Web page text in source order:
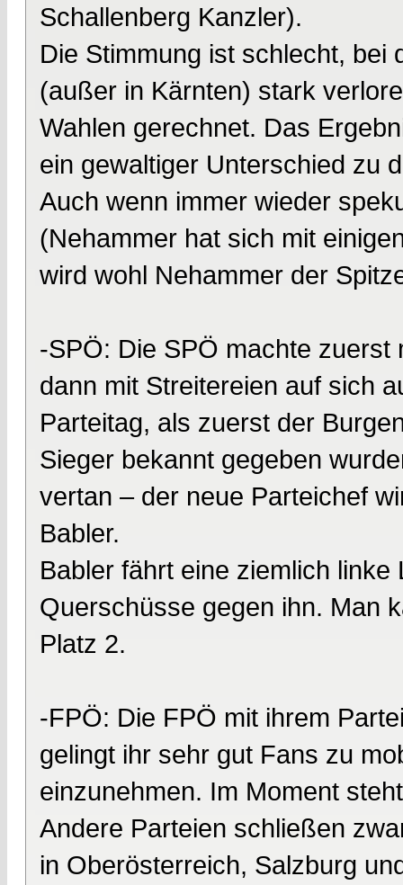
Schallenberg Kanzler).
Die Stimmung ist schlecht, bei
(außer in Kärnten) stark
Wahlen gerechnet. Das
ein gewaltiger Unterschied zu
Auch wenn immer wieder
(Nehammer hat sich mit
wird wohl Nehammer der
-SPÖ: Die SPÖ machte
dann mit Streitereien auf sich
Parteitag, als zuerst der
Sieger bekannt gegeben
vertan – der neue Parteichef
Babler.
Babler fährt eine ziemlich
Querschüsse gegen ihn. Man
Platz 2.
-FPÖ: Die FPÖ mit ihrem
gelingt ihr sehr gut Fans zu
einzunehmen. Im Moment
Andere Parteien schließen
in Oberösterreich, Salzburg